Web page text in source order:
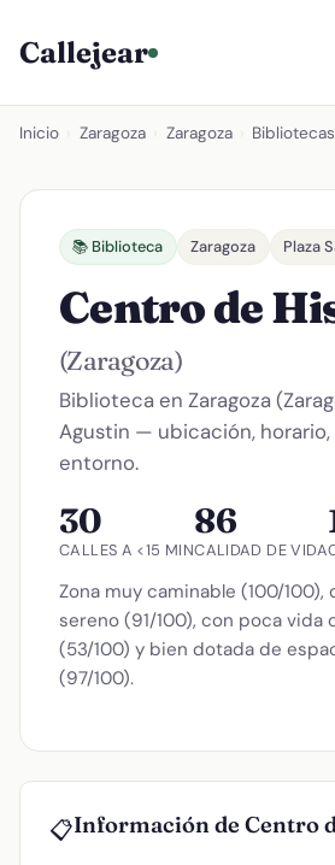
Callejear
Inicio Zaragoza Zaragoza Bibliotecas
📚 Biblioteca Zaragoza Plaza
Centro de
(Zaragoza)
Biblioteca en Zaragoza
Agustin — ubicación,
entorno.
30
CALLES A <15 MIN
86
CALIDAD DE VIDA
Zona muy caminable (100/100),
sereno (91/100), con poca vida
(53/100) y bien dotada de
(97/100).
📋Información de Centro